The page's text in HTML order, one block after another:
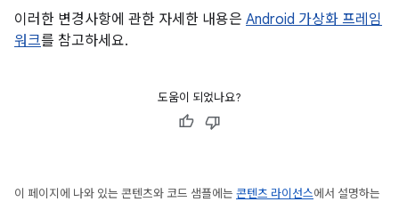
이러한 변경사항에 관한 자세한 내용은 Android 가상화 프레임
워크를 참고하세요.
도움이 되었나요?
이 페이지에 나와 있는 콘텐츠와 코드 샘플에는 콘텐츠 라이선스에서 설명하는